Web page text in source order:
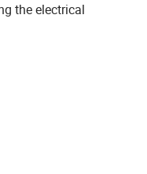
the electrical